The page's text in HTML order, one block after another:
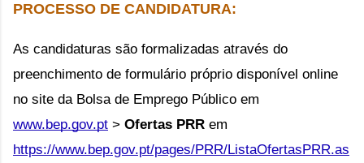
PROCESSO DE CANDIDATURA:
As candidaturas são formalizadas através do
preenchimento de formulário próprio disponível online
www.bep.gov.pt > Ofertas PRR
https://www.bep.gov.pt/pages/PRR/ListaOfertasPRR.as